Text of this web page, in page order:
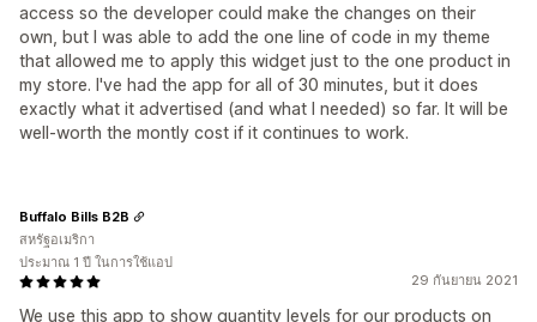
access so the developer could make the changes on their
own, but I was able to add the one line of code in my theme
that allowed me to apply this widget just to the one product in
my store. I've had the app for all of 30 minutes, but it does
exactly what it advertised (and what I needed) so far. It will be
well-worth the montly cost if it continues to work.
29 กันยายน 2021
We use this app to show quantity levels for our products on
Buffalo Bills B2B
สหรัฐอเมริกา
ประมาณ 1 ปี ในการใช้แอป